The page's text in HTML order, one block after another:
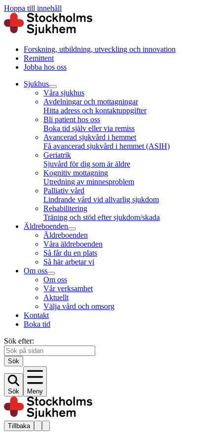
Hoppa till innehåll
Forskning, utbildning, utveckling och innovation
Remittent
Jobba hos oss
Sjukhus
Våra sjukhus
Avdelningar och mottagningar
Hitta adress och kontaktuppgifter
Bli patient hos oss
Boka tid själv eller via remiss
Avancerad sjukvård i hemmet
Få avancerad sjukvård i hemmet (ASIH)
Geriatrik
Sjuvård för dig som är äldre
Kognitiv mottagning
Utredning av minnesproblem
Palliativ vård
Lindrande vård vid allvarlig sjukdom
Rehabilitering
Träning och stöd efter sjukdom/skada
Äldreboenden
Äldreboenden
Våra äldreboenden
Så får du en plats
Så här arbetar vi
Om oss
Om oss
Vår verksamhet
Aktuellt
Välja vård och omsorg
Kontakt
Boka tid
Sök efter:
Sök
Sök Meny
Tillbaka